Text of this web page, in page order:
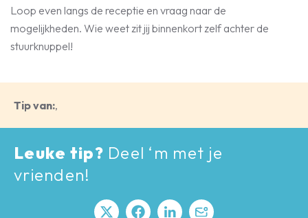
Loop even langs de receptie en vraag naar de
mogelijkheden. Wie weet zit jij binnenkort zelf achter de
stuurknuppel!
Tip van:,
Leuke tip? Deel ‘m met je
vrienden!